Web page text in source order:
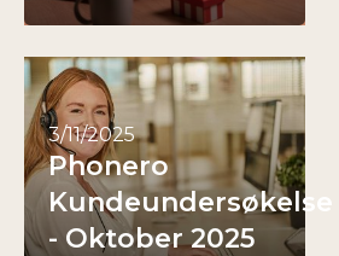
3/11/2025
Phonero
Kundeundersøkelse
- Oktober 2025